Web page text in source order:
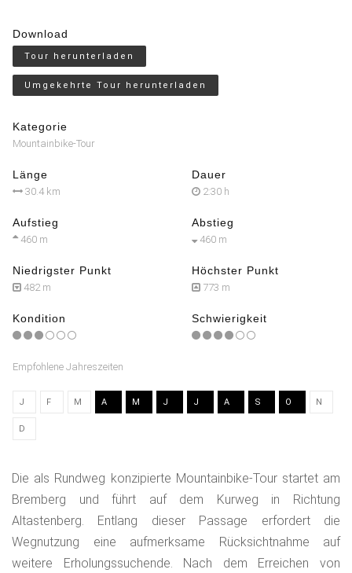
Download
Tour herunterladen
Umgekehrte Tour herunterladen
Kategorie
Mountainbike-Tour
Länge
30.4 km
Dauer
2:30 h
Aufstieg
460 m
Abstieg
460 m
Niedrigster Punkt
482 m
Höchster Punkt
773 m
Kondition Schwierigkeit
Empfohlene Jahreszeiten
J F M A M J J A S O N
D
Die als Rundweg konzipierte Mountainbike-Tour startet am
Bremberg und führt auf dem Kurweg in Richtung
Altastenberg. Entlang dieser Passage erfordert die
Wegnutzung eine aufmerksame Rücksichtnahme auf
weitere Erholungssuchende. Nach dem Erreichen von